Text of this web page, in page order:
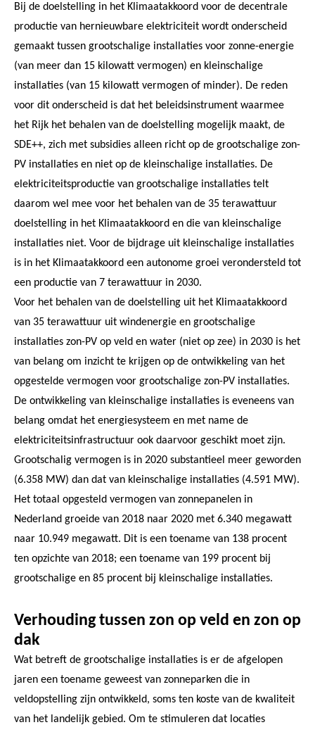
Bij de doelstelling in het Klimaatakkoord voor de decentrale
productie van hernieuwbare elektriciteit wordt onderscheid
gemaakt tussen grootschalige installaties voor zonne-energie
(van meer dan 15 kilowatt vermogen) en kleinschalige
installaties (van 15 kilowatt vermogen of minder). De reden
voor dit onderscheid is dat het beleidsinstrument waarmee
het Rijk het behalen van de doelstelling mogelijk maakt, de
SDE++, zich met subsidies alleen richt op de grootschalige zon-
PV installaties en niet op de kleinschalige installaties. De
elektriciteitsproductie van grootschalige installaties telt
daarom wel mee voor het behalen van de 35 terawattuur
doelstelling in het Klimaatakkoord en die van kleinschalige
installaties niet. Voor de bijdrage uit kleinschalige installaties
is in het Klimaatakkoord een autonome groei verondersteld tot
een productie van 7 terawattuur in 2030.
Voor het behalen van de doelstelling uit het Klimaatakkoord
van 35 terawattuur uit windenergie en grootschalige
installaties zon-PV op veld en water (niet op zee) in 2030 is het
van belang om inzicht te krijgen op de ontwikkeling van het
opgestelde vermogen voor grootschalige zon-PV installaties.
De ontwikkeling van kleinschalige installaties is eveneens van
belang omdat het energiesysteem en met name de
elektriciteitsinfrastructuur ook daarvoor geschikt moet zijn.
Grootschalig vermogen is in 2020 substantieel meer geworden
(6.358 MW) dan dat van kleinschalige installaties (4.591 MW).
Het totaal opgesteld vermogen van zonnepanelen in
Nederland groeide van 2018 naar 2020 met 6.340 megawatt
naar 10.949 megawatt. Dit is een toename van 138 procent
ten opzichte van 2018; een toename van 199 procent bij
grootschalige en 85 procent bij kleinschalige installaties.
Verhouding tussen zon op veld en zon op
dak
Wat betreft de grootschalige installaties is er de afgelopen
jaren een toename geweest van zonneparken die in
veldopstelling zijn ontwikkeld, soms ten koste van de kwaliteit
van het landelijk gebied. Om te stimuleren dat locaties